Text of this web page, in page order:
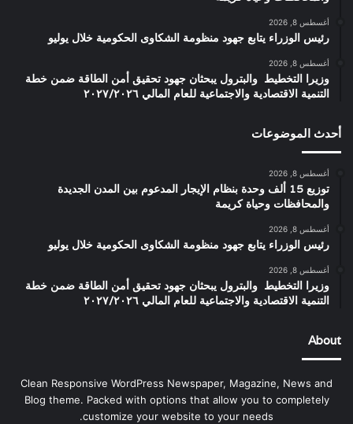
أغسطس 8, 2026
رئيس الوزراء يتابع جهود منظومة الشكاوى الحكومية خلال يوليو
أغسطس 8, 2026
وزيرا التخطيط والبترول يبحثان جهود تحقيق أمن الطاقة ضمن خطة
التنمية الاقتصادية والاجتماعية للعام المالي ٢٠٢٧/٢٠٢٦
أحدث الموضوعات
أغسطس 8, 2026
توزيع 15 ألف وحدة بنظام الإيجار المدعوم بين المدن الجديدة
والمحافظات وحياة كريمة
أغسطس 8, 2026
رئيس الوزراء يتابع جهود منظومة الشكاوى الحكومية خلال يوليو
أغسطس 8, 2026
وزيرا التخطيط والبترول يبحثان جهود تحقيق أمن الطاقة ضمن خطة
التنمية الاقتصادية والاجتماعية للعام المالي ٢٠٢٧/٢٠٢٦
About
Clean Responsive WordPress Newspaper, Magazine, News and
Blog theme. Packed with options that allow you to completely
customize your website to your needs.